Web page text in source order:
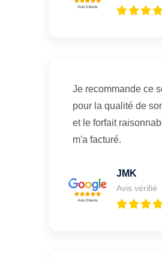
Je recommande ce
pour la qualité de
et le forfait
m'a facturé.
JMK
Avis vérifié